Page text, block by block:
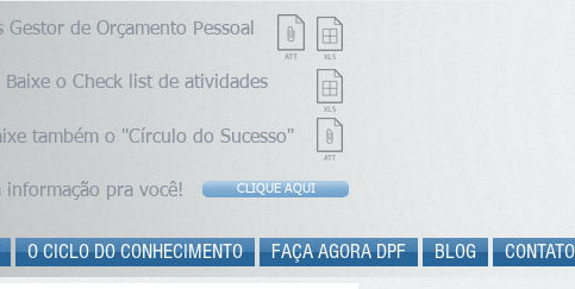
informação pra você! CLIQUE AQUI
Gestor de Orçamento Pessoal
também o "Círculo do Sucesso"
Baixe o Check list de atividades
O CICLO DO CONHECIMENTO FAÇA AGORA DPF BLOG CONTATO